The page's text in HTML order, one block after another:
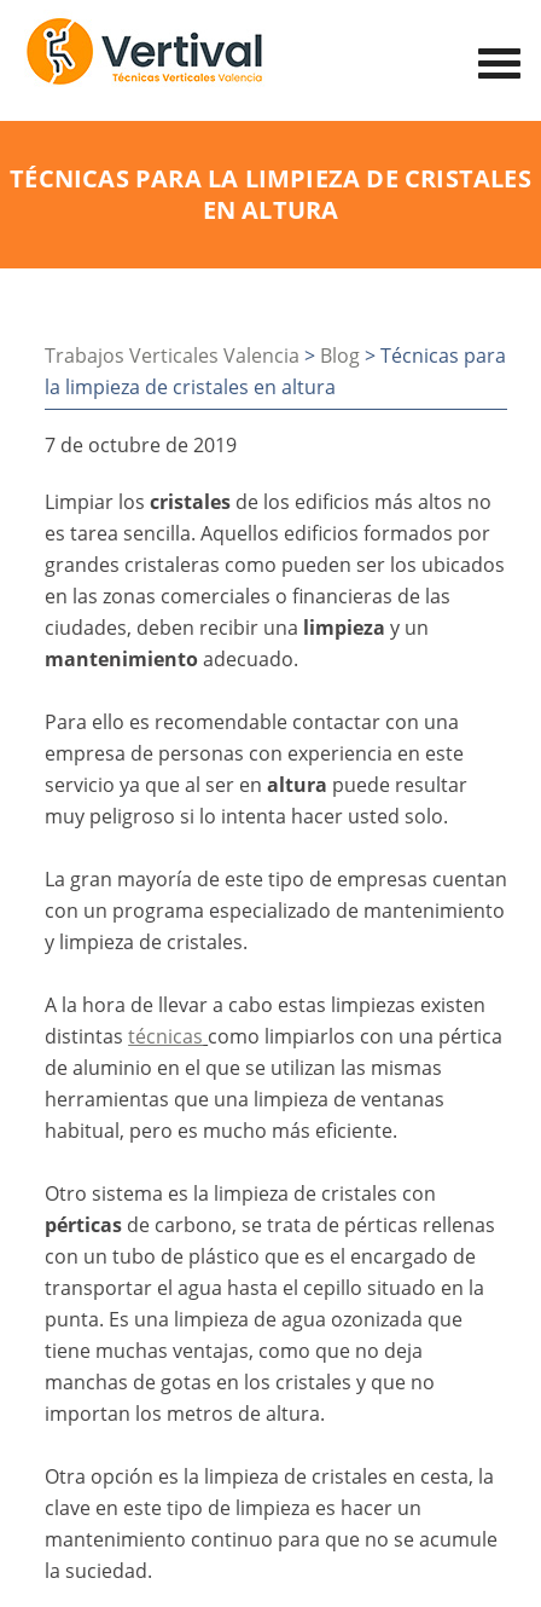
TÉCNICAS PARA LA LIMPIEZA DE CRISTALES
EN ALTURA
Trabajos Verticales Valencia > Blog> Técnicas para
la limpieza de cristales en altura
7 de octubre de 2019
Limpiar loscristales de los edificios más altos no
es tarea sencilla. Aquellos edificios formados por
grandes cristaleras como pueden ser los ubicados
en las zonas comerciales o financieras de las
ciudades, deben recibir una limpiezay un
mantenimientoadecuado.
Para ello es recomendable contactar con una
empresa de personas con experiencia en este
servicio ya que al ser enaltura puede resultar
muy peligroso si lo intenta hacer usted solo.
La gran mayoría de este tipo de empresas cuentan
con un programa especializado de mantenimiento
y limpieza de cristales.
A la hora de llevar a cabo estas limpiezas existen
distintastécnicas como limpiarlos con una pértica
de aluminio en el que se utilizan las mismas
herramientas que una limpieza de ventanas
habitual, pero es mucho más eficiente.
Otro sistema es la limpieza de cristales con
pérticas de carbono, se trata de pérticas rellenas
con un tubo de plástico que es el encargado de
transportar el agua hasta el cepillo situado en la
punta. Es una limpieza de agua ozonizada que
tiene muchas ventajas, como que no deja
manchas de gotas en los cristales y que no
importan los metros de altura.
Otra opción es la limpieza de cristales en cesta, la
clave en este tipo de limpieza es hacer un
mantenimiento continuo para que no se acumule
la suciedad.